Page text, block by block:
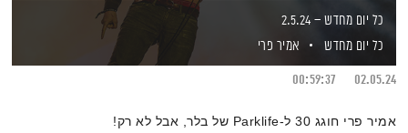
כל יום מחדש – 2.5.24
כל יום מחדש
אמיר פרי
02.05.24
00:59:37
אמיר פרי חוגג 30 ל-Parklife של בלר, אבל לא רק!